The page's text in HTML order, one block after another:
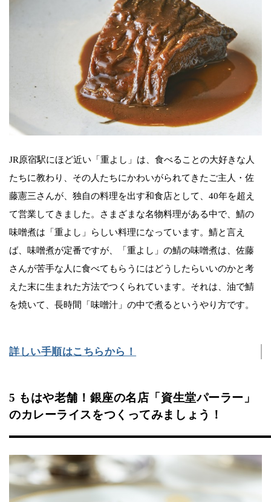
JR原宿駅にほど近い「重よし」は、食べることの大好きな人
たちに教わり、その人たちにかわいがられてきたご主人・佐
藤憲三さんが、独自の料理を出す和食店として、40年を超え
て営業してきました。さまざまな名物料理がある中で、鯖の
味噌煮は「重よし」らしい料理になっています。鯖と言え
ば、味噌煮が定番ですが、「重よし」の鯖の味噌煮は、佐藤
さんが苦手な人に食べてもらうにはどうしたらいいのかと考
えた末に生まれた方法でつくられています。それは、油で鯖
を焼いて、長時間「味噌汁」の中で煮るというやり方です。
詳しい手順はこちらから！
5 もはや老舗！銀座の名店「資生堂パーラー」
のカレーライスをつくってみましょう！